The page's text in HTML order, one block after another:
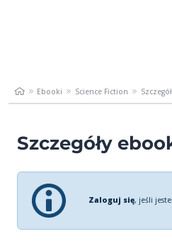
Ebooki Science Fiction
Szczegóły
Zaloguj się, jeśli